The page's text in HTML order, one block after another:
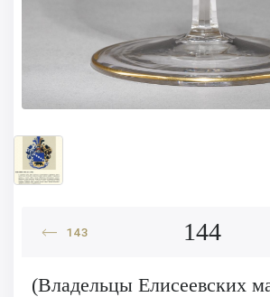
143 144
(Владельцы Елисеевских